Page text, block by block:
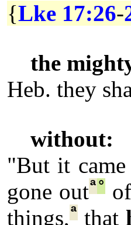
{Lke 17:26-
the
Heb. they
without:
"But it came
gone outª°of
things,ª that